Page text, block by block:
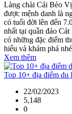
Làng chài Cái Bèo
được mệnh danh là
có tuổi đời lên đến
nhất tại quần đảo
có những đặc điểm
hiểu và khám phá
Xem thêm
Top 10+ địa điểm
22/02/2023
5,148
0